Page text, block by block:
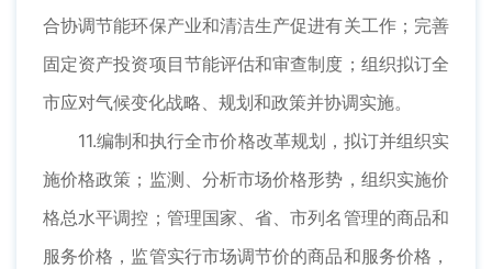
合协调节能环保产业和清洁生产促进有关工作；完善
固定资产投资项目节能评估和审查制度；组织拟订全
市应对气候变化战略、规划和政策并协调实施。
11.编制和执行全市价格改革规划，拟订并组织实
施价格政策；监测、分析市场价格形势，组织实施价
格总水平调控；管理国家、省、市列名管理的商品和
服务价格，监管实行市场调节价的商品和服务价格，